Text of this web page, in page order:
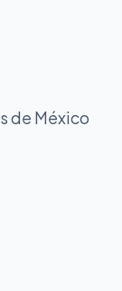
de México